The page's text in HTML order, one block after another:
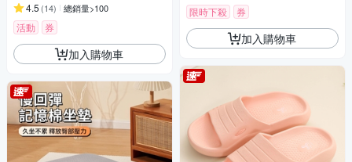
4.5 (14) 總銷量>100
活動 券
加入購物車
限時下殺 券
加入購物車